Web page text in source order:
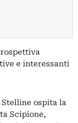
e interessanti
Stelline ospita la
Scipione,